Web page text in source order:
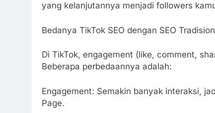
yang kelanjutannya menjadi followers
Bedanya TikTok SEO dengan SEO
Di TikTok, engagement (like, comment,
Beberapa perbedaannya adalah:
Engagement: Semakin banyak interaksi,
Page.